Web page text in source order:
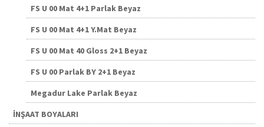
FS U 00 Mat 4+1 Parlak Beyaz
FS U 00 Mat 4+1 Y.Mat Beyaz
FS U 00 Mat 40 Gloss 2+1 Beyaz
FS U 00 Parlak BY 2+1 Beyaz
Megadur Lake Parlak Beyaz
İNŞAAT BOYALARI